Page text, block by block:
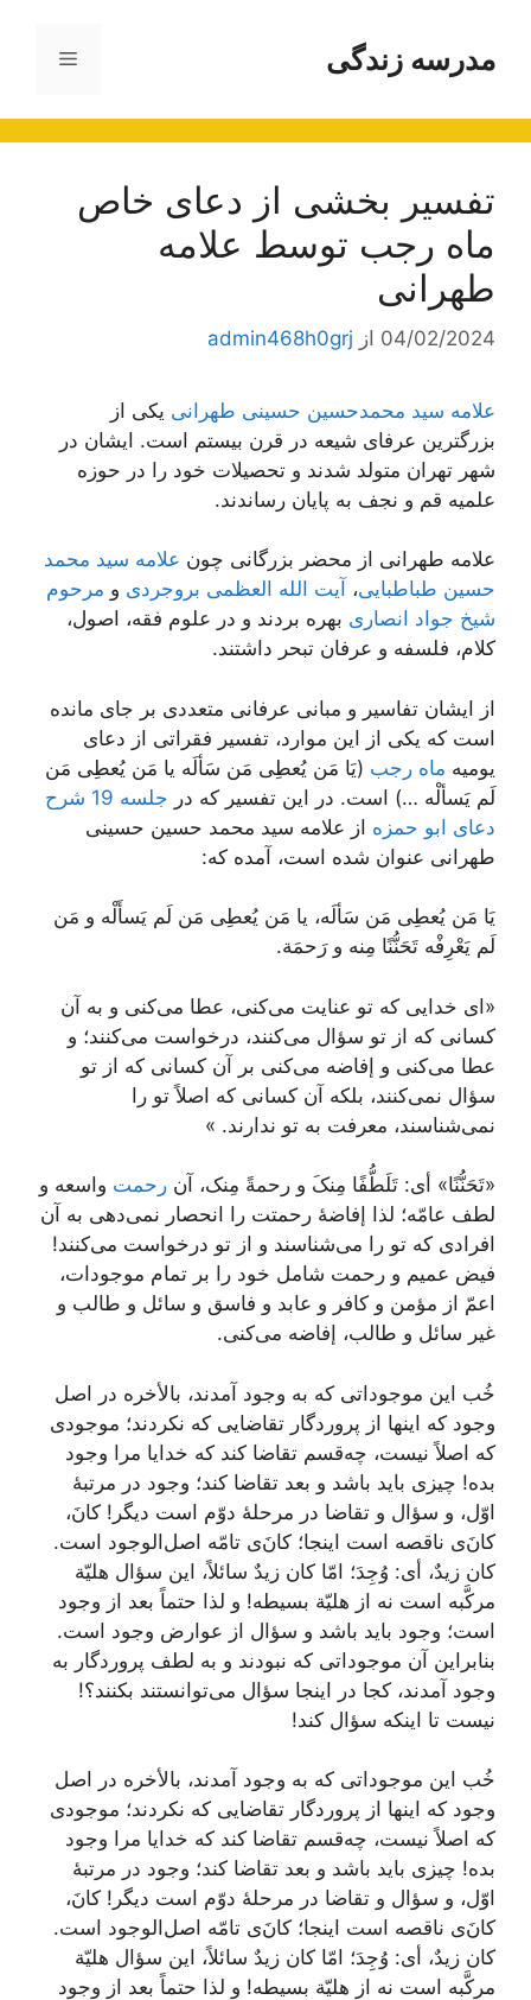
محتوامدرسه زندگی فهرست
تفسیر بخشی از دعای خاص
ماه رجب توسط علامه
طهرانی
04/02/2024 از admin468h0grj
علامه سید محمدحسین حسینی طهرانی یکی از
بزرگترین عرفای شیعه در قرن بیستم است. ایشان در
شهر تهران متولد شدند و تحصیلات خود را در حوزه
علمیه قم و نجف به پایان رساندند.
علامه طهرانی از محضر بزرگانی چون علامه سید محمد
حسین طباطبایی، آیت الله العظمی بروجردی و مرحوم
شیخ جواد انصاری بهره بردند و در علوم فقه، اصول،
کلام، فلسفه و عرفان تبحر داشتند.
از ایشان تفاسیر و مبانی عرفانی متعددی بر جای مانده
است که یکی از این موارد، تفسیر فقراتی از دعای
یومیه ماه رجب (یَا مَن یُعطِی مَن سَألَه یا مَن یُعطِی مَن
لَم یَسألْه …) است. در این تفسیر که در
جلسه 19 شرح
دعای ابو حمزه از علامه سید محمد حسین حسینی
طهرانی عنوان شده است، آمده که:
یَا مَن یُعطِی مَن سَألَه، یا مَن یُعطِی مَن لَم یَسأَلْه و مَن
لَم یَعْرِفْه تَحَنُّنًا مِنه و رَحمَة.
«ای خدایی که تو عنایت می‌کنی، عطا می‌کنی و به آن
کسانی که از تو سؤال می‌کنند، درخواست می‌کنند؛ و
عطا می‌کنی و إفاضه می‌کنی بر آن کسانی که از تو
سؤال نمی‌کنند، بلکه آن کسانی که اصلاً تو را
نمی‌شناسند، معرفت به تو ندارند. »
«تَحَنُّنًا» أی: تَلَطُّفًا مِنکَ و رحمةً مِنک، آن رحمت واسعه و
لطف عامّه؛ لذا إفاضۀ رحمتت را انحصار نمی‌دهی به آن
افرادی که تو را می‌شناسند و از تو درخواست می‌کنند!
فیض عمیم و رحمت شامل خود را بر تمام موجودات،
اعمّ از مؤمن و کافر و عابد و فاسق و سائل و طالب و
غیر سائل و طالب، إفاضه می‌کنی.
خُب این موجوداتی که به وجود آمدند، بالأخره در اصل
وجود که اینها از پروردگار تقاضایی که نکردند؛ موجودی
که اصلاً نیست، چه‌قسم تقاضا کند که خدایا مرا وجود
بده! چیزی باید باشد و بعد تقاضا کند؛ وجود در مرتبۀ
اوّل، و سؤال و تقاضا در مرحلۀ دوّم است دیگر! کانَ،
کانَ‌ی ناقصه است اینجا؛ کانَ‌ی تامّه اصل‌الوجود است.
کان زیدٌ، أی: وُجِدَ؛ امّا کان زیدٌ سائلاً، این سؤال هلیّة
مرکَّبه است نه از هلیّة بسیطه! و لذا حتماً بعد از وجود
است؛ وجود باید باشد و سؤال از عوارض وجود است.
بنابراین آن موجوداتی که نبودند و به لطف پروردگار به
وجود آمدند، کجا در اینجا سؤال می‌توانستند بکنند؟!
نیست تا اینکه سؤال کند!
خُب این موجوداتی که به وجود آمدند، بالأخره در اصل
وجود که اینها از پروردگار تقاضایی که نکردند؛ موجودی
که اصلاً نیست، چه‌قسم تقاضا کند که خدایا مرا وجود
بده! چیزی باید باشد و بعد تقاضا کند؛ وجود در مرتبۀ
اوّل، و سؤال و تقاضا در مرحلۀ دوّم است دیگر! کانَ،
کانَ‌ی ناقصه است اینجا؛ کانَ‌ی تامّه اصل‌الوجود است.
کان زیدٌ، أی: وُجِدَ؛ امّا کان زیدٌ سائلاً، این سؤال هلیّة
مرکَّبه است نه از هلیّة بسیطه! و لذا حتماً بعد از وجود